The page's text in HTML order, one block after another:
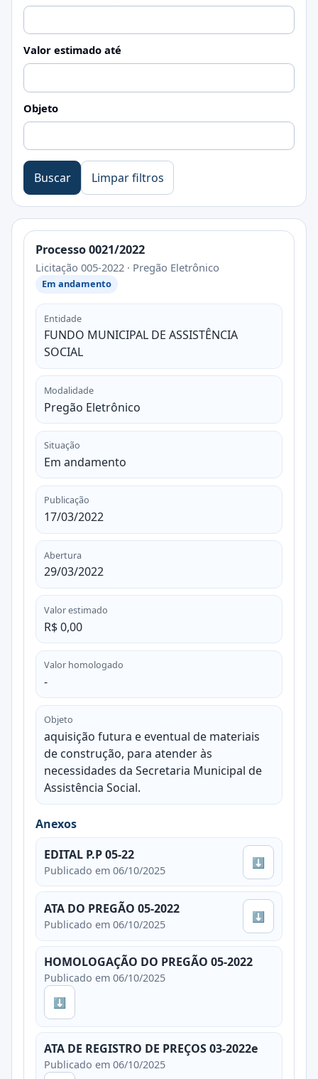
Valor estimado até
Objeto
Buscar Limpar filtros
Processo 0021/2022
Licitação 005-2022 · Pregão Eletrônico
Em andamento
Entidade
FUNDO MUNICIPAL DE ASSISTÊNCIA
SOCIAL
Modalidade
Pregão Eletrônico
Situação
Em andamento
Publicação
17/03/2022
Abertura
29/03/2022
Valor estimado
R$ 0,00
Valor homologado
-
Objeto
aquisição futura e eventual de materiais
de construção, para atender às
necessidades da Secretaria Municipal de
Assistência Social.
Anexos
EDITAL P.P 05-22
Publicado em 06/10/2025
⬇
ATA DO PREGÃO 05-2022
Publicado em 06/10/2025
⬇
HOMOLOGAÇÃO DO PREGÃO 05-2022
Publicado em 06/10/2025
⬇
ATA DE REGISTRO DE PREÇOS 03-2022e
Publicado em 06/10/2025